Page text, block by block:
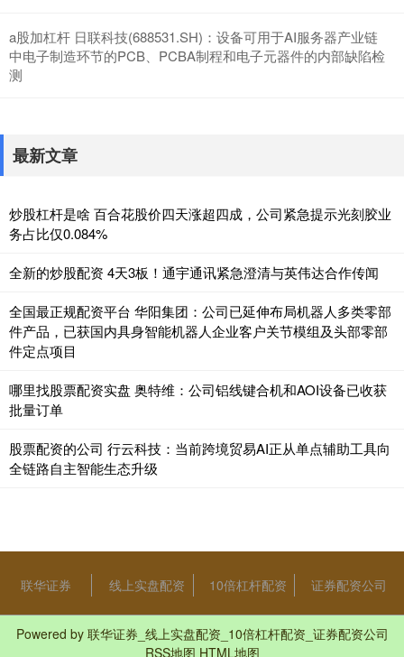
a股加杠杆 日联科技(688531.SH)：设备可用于AI服务器产业链
中电子制造环节的PCB、PCBA制程和电子元器件的内部缺陷检
测
最新文章
炒股杠杆是啥 百合花股价四天涨超四成，公司紧急提示光刻胶业
务占比仅0.084%
全新的炒股配资 4天3板！通宇通讯紧急澄清与英伟达合作传闻
全国最正规配资平台 华阳集团：公司已延伸布局机器人多类零部
件产品，已获国内具身智能机器人企业客户关节模组及头部零部
件定点项目
哪里找股票配资实盘 奥特维：公司铝线键合机和AOI设备已收获
批量订单
股票配资的公司 行云科技：当前跨境贸易AI正从单点辅助工具向
全链路自主智能生态升级
联华证券 线上实盘配资 10倍杠杆配资 证券配资公司
Powered by 联华证券_线上实盘配资_10倍杠杆配资_证券配资公司
RSS地图 HTML地图